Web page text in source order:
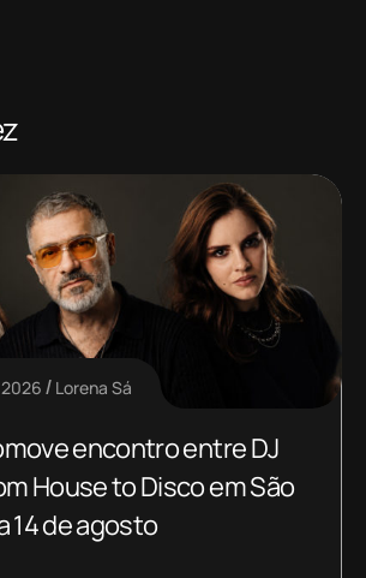
Lorena Sá
encontro entre DJ
House to Disco em São
14 de agosto